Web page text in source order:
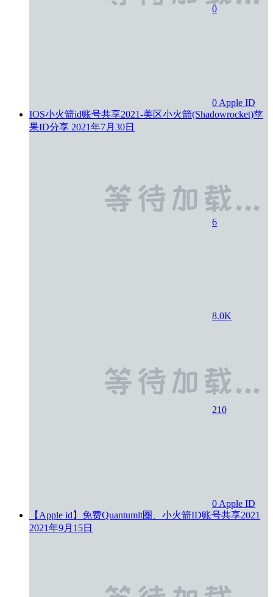
0
0 Apple ID
IOS小火箭id账号共享2021-美区小火箭(Shadowrocket)苹
果ID分享 2021年7月30日
6
8.0K
210
0 Apple ID
【Apple id】免费Quantumlt圈、小火箭ID账号共享2021
2021年9月15日